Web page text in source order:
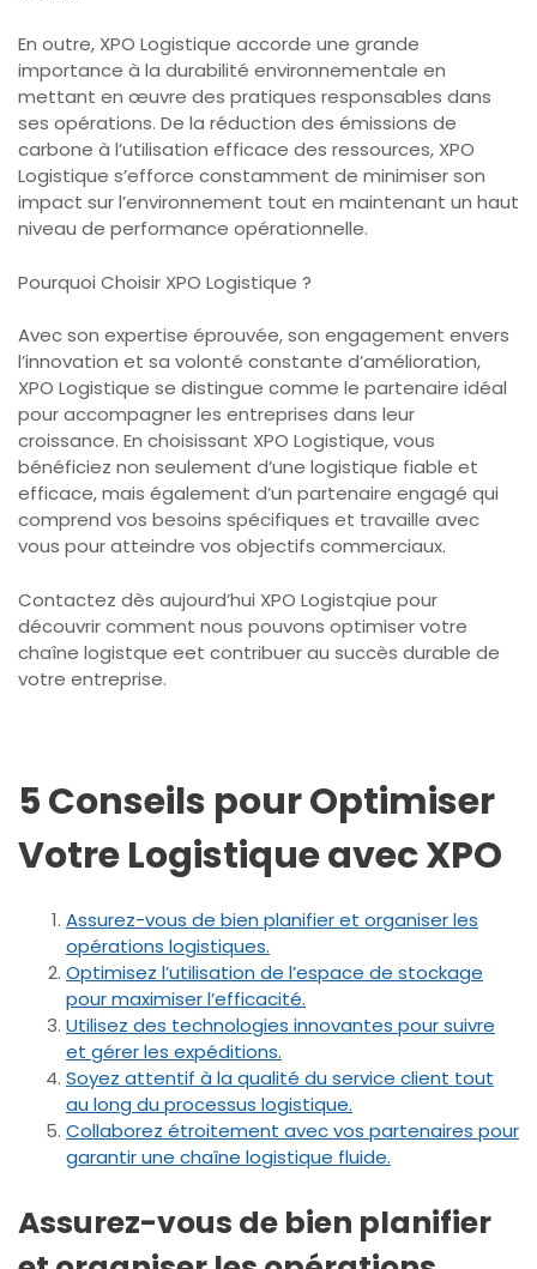
En outre, XPO Logistique accorde une grande
importance à la durabilité environnementale en
mettant en œuvre des pratiques responsables dans
ses opérations. De la réduction des émissions de
carbone à l’utilisation efficace des ressources, XPO
Logistique s’efforce constamment de minimiser son
impact sur l’environnement tout en maintenant un haut
niveau de performance opérationnelle.
Pourquoi Choisir XPO Logistique ?
Avec son expertise éprouvée, son engagement envers
l’innovation et sa volonté constante d’amélioration,
XPO Logistique se distingue comme le partenaire idéal
pour accompagner les entreprises dans leur
croissance. En choisissant XPO Logistique, vous
bénéficiez non seulement d’une logistique fiable et
efficace, mais également d’un partenaire engagé qui
comprend vos besoins spécifiques et travaille avec
vous pour atteindre vos objectifs commerciaux.
Contactez dès aujourd’hui XPO Logistqiue pour
découvrir comment nous pouvons optimiser votre
chaîne logistque eet contribuer au succès durable de
votre entreprise.
5 Conseils pour Optimiser
Votre Logistique avec XPO
Assurez-vous de bien planifier et organiser les
opérations logistiques.
Optimisez l’utilisation de l’espace de stockage
pour maximiser l’efficacité.
Utilisez des technologies innovantes pour suivre
et gérer les expéditions.
Soyez attentif à la qualité du service client tout
au long du processus logistique.
Collaborez étroitement avec vos partenaires pour
garantir une chaîne logistique fluide.
Assurez-vous de bien planifier